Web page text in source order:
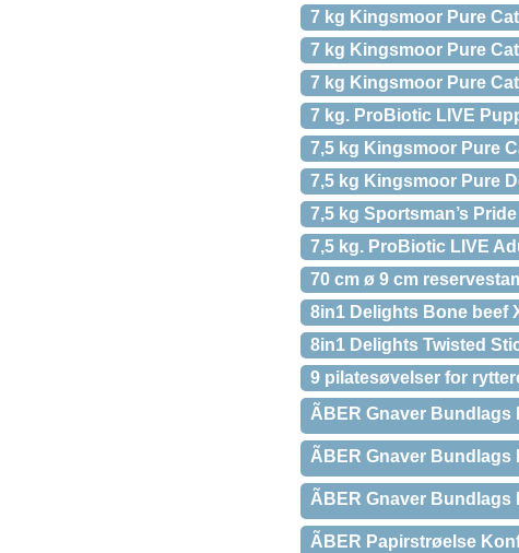
7 kg Kingsmoor Pure
7 kg Kingsmoor Pure
7 kg Kingsmoor Pure
7 kg. ProBiotic LIVE
7,5 kg Kingsmoor Pure
7,5 kg Kingsmoor Pure
7,5 kg Sportsman’s
7,5 kg. ProBiotic LIVE
70 cm ø 9 cm
8in1 Delights Bone beef
8in1 Delights Twisted
9 pilatesøvelser for
ÃBER Gnaver
ÃBER Gnaver
ÃBER Gnaver
ÃBER Papirstrøelse